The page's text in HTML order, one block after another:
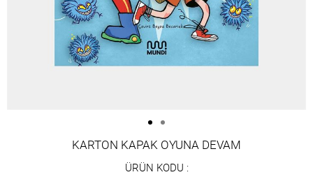
KARTON KAPAK OYUNA DEVAM
ÜRÜN KODU :